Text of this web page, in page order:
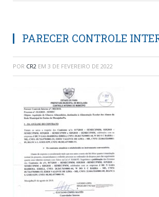
PARECER CONTROLE
POR CR2 EM 3 DE FEVEREIRO DE 2022